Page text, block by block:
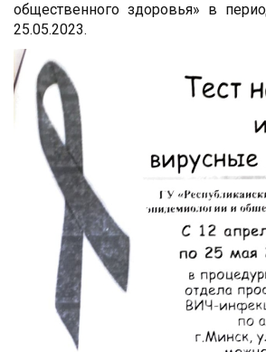
общественного здоровья» в
25.05.2023.